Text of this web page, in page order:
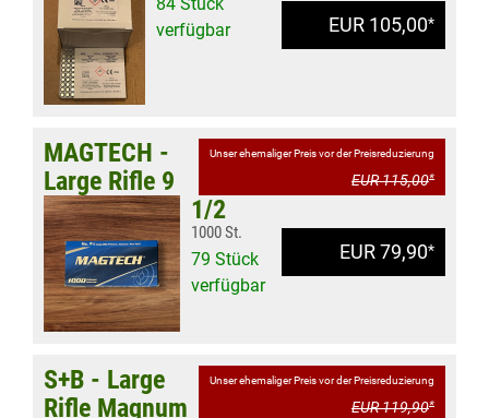
EUR 105,00*
verfügbar
Unser ehemaliger Preis vor der Preisreduzierung
EUR 115,00*
EUR 79,90*
MAGTECH -
Large Rifle 9
1/2
1000 St.
79 Stück
verfügbar
Unser ehemaliger Preis vor der Preisreduzierung
EUR 119,90*
S+B - Large
Rifle Magnum